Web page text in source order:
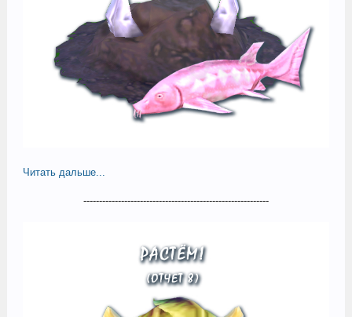
Читать дальше...
-----------------------------------------------------------​